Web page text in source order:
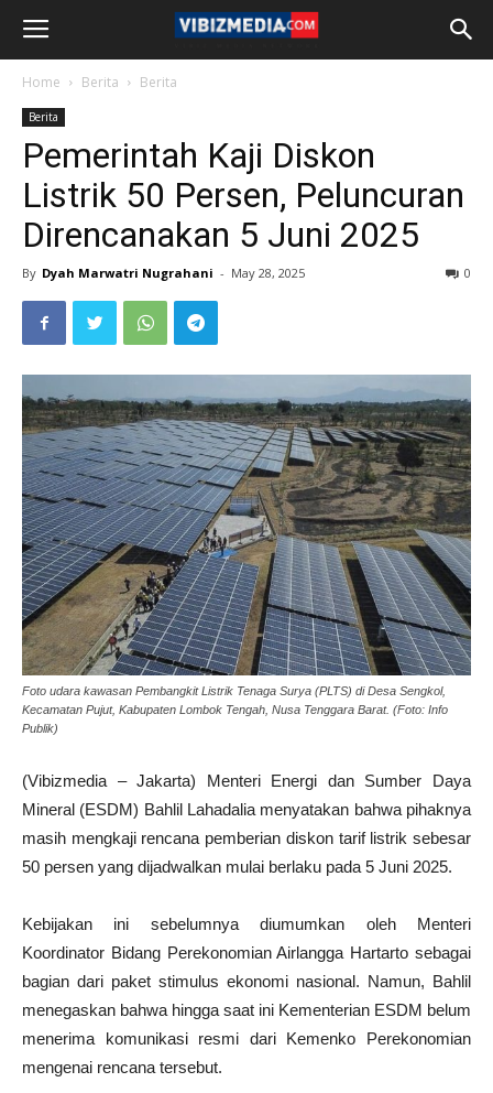
Home Berita Berita
Berita
Pemerintah Kaji Diskon
Listrik 50 Persen, Peluncuran
Direncanakan 5 Juni 2025
By Dyah Marwatri Nugrahani - May 28, 2025 0
Foto udara kawasan Pembangkit Listrik Tenaga Surya (PLTS) di Desa Sengkol,
Kecamatan Pujut, Kabupaten Lombok Tengah, Nusa Tenggara Barat. (Foto: Info
Publik)
(Vibizmedia – Jakarta) Menteri Energi dan Sumber Daya
Mineral (ESDM) Bahlil Lahadalia menyatakan bahwa pihaknya
masih mengkaji rencana pemberian diskon tarif listrik sebesar
50 persen yang dijadwalkan mulai berlaku pada 5 Juni 2025.
Kebijakan ini sebelumnya diumumkan oleh Menteri
Koordinator Bidang Perekonomian Airlangga Hartarto sebagai
bagian dari paket stimulus ekonomi nasional. Namun, Bahlil
menegaskan bahwa hingga saat ini Kementerian ESDM belum
menerima komunikasi resmi dari Kemenko Perekonomian
mengenai rencana tersebut.